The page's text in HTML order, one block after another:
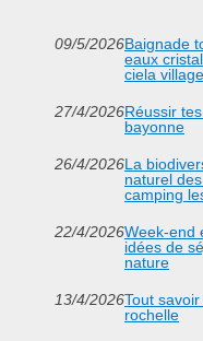
09/5/2026Baignade
eaux
ciela village
27/4/2026Réussir
bayonne
26/4/2026La
naturel
camping
22/4/2026Week-end
idées de
nature
13/4/2026Tout
rochelle